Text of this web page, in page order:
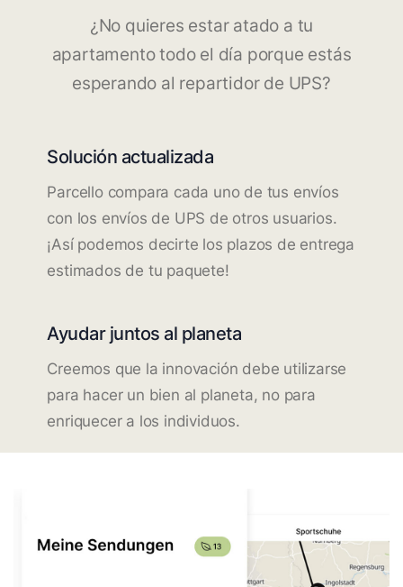
¿No quieres estar atado a tu
apartamento todo el día porque estás
esperando al repartidor de UPS?
Solución actualizada
Parcello compara cada uno de tus envíos
con los envíos de UPS de otros usuarios.
¡Así podemos decirte los plazos de entrega
estimados de tu paquete!
Ayudar juntos al planeta
Creemos que la innovación debe utilizarse
para hacer un bien al planeta, no para
enriquecer a los individuos.